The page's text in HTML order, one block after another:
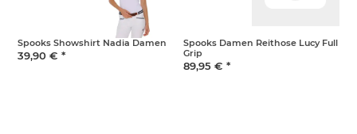
Spooks Showshirt Nadia Damen
39,90 € *
Spooks Damen Reithose Lucy Full
Grip
89,95 € *